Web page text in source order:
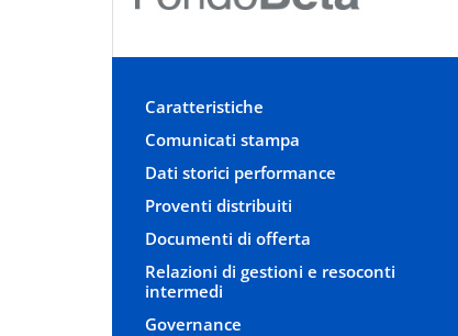
Caratteristiche
Comunicati stampa
Dati storici performance
Proventi distribuiti
Documenti di offerta
Relazioni di gestioni e resoconti
intermedi
Governance